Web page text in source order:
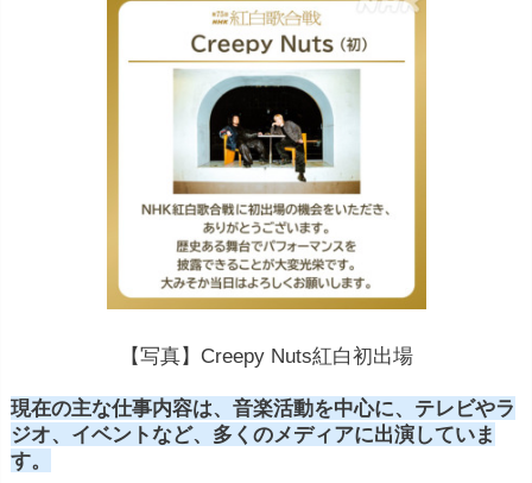
【写真】Creepy Nuts紅白初出場
現在の主な仕事内容は、音楽活動を中心に、テレビやラ
ジオ、イベントなど、多くのメディアに出演していま
す。